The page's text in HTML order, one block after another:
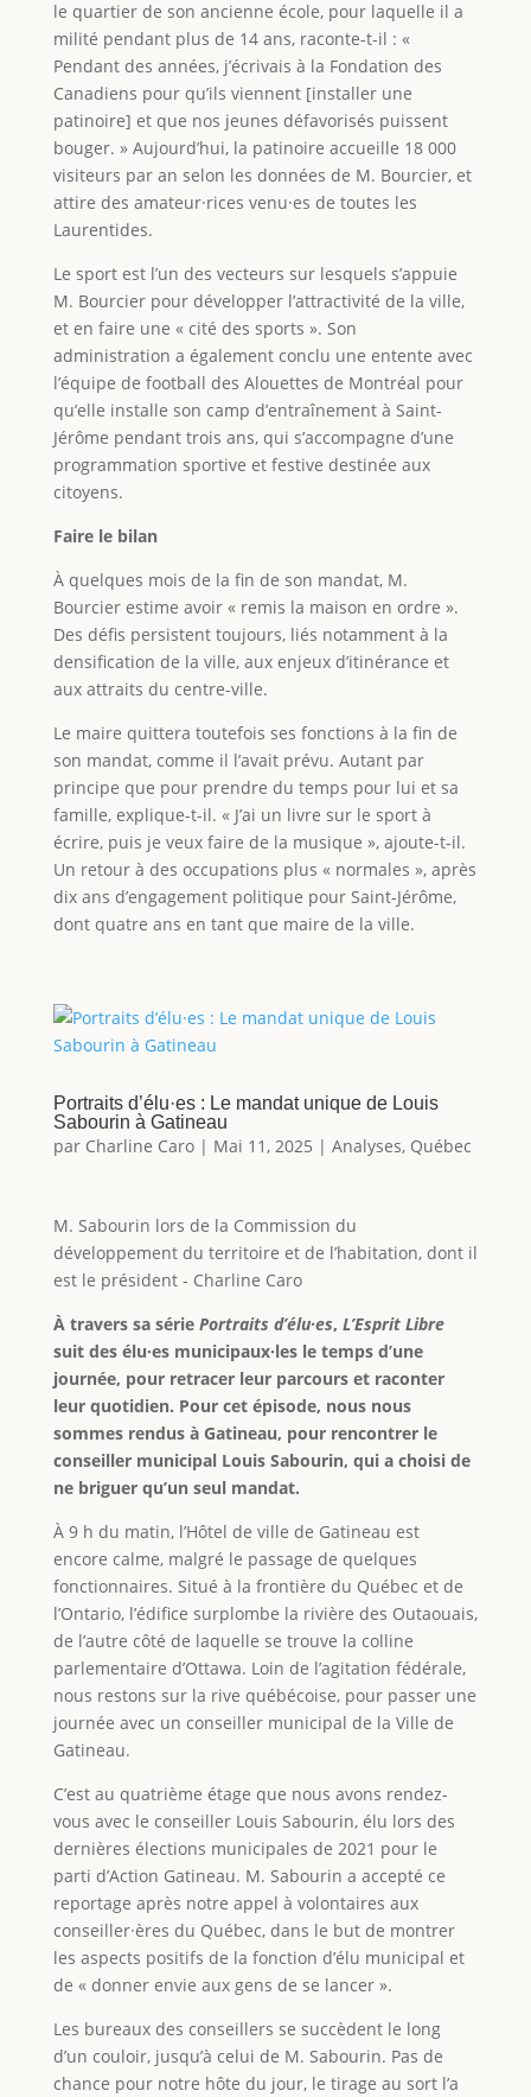
le quartier de son ancienne école, pour laquelle il a
milité pendant plus de 14 ans, raconte-t-il : «
Pendant des années, j’écrivais à la Fondation des
Canadiens pour qu’ils viennent [installer une
patinoire] et que nos jeunes défavorisés puissent
bouger. » Aujourd’hui, la patinoire accueille 18 000
visiteurs par an selon les données de M. Bourcier, et
attire des amateur·rices venu·es de toutes les
Laurentides.
Le sport est l’un des vecteurs sur lesquels s’appuie
M. Bourcier pour développer l’attractivité de la ville,
et en faire une « cité des sports ». Son
administration a également conclu une entente avec
l’équipe de football des Alouettes de Montréal pour
qu’elle installe son camp d’entraînement à Saint-
Jérôme pendant trois ans, qui s’accompagne d’une
programmation sportive et festive destinée aux
citoyens.
Faire le bilan
À quelques mois de la fin de son mandat, M.
Bourcier estime avoir « remis la maison en ordre ».
Des défis persistent toujours, liés notamment à la
densification de la ville, aux enjeux d’itinérance et
aux attraits du centre-ville.
Le maire quittera toutefois ses fonctions à la fin de
son mandat, comme il l’avait prévu. Autant par
principe que pour prendre du temps pour lui et sa
famille, explique-t-il. « J’ai un livre sur le sport à
écrire, puis je veux faire de la musique », ajoute-t-il.
Un retour à des occupations plus « normales », après
dix ans d’engagement politique pour Saint-Jérôme,
dont quatre ans en tant que maire de la ville.
Portraits d’élu·es : Le mandat unique de Louis
Sabourin à Gatineau
par Charline Caro| Mai 11, 2025 | Analyses, Québec
M. Sabourin lors de la Commission du
développement du territoire et de l’habitation, dont il
est le président - Charline Caro
À travers sa série Portraits d’élu·es, L’Esprit Libre
suit des élu·es municipaux·les le temps d’une
journée, pour retracer leur parcours et raconter
leur quotidien. Pour cet épisode, nous nous
sommes rendus à Gatineau, pour rencontrer le
conseiller municipal Louis Sabourin, qui a choisi de
ne briguer qu’un seul mandat.
À 9 h du matin, l’Hôtel de ville de Gatineau est
encore calme, malgré le passage de quelques
fonctionnaires. Situé à la frontière du Québec et de
l’Ontario, l’édifice surplombe la rivière des Outaouais,
de l’autre côté de laquelle se trouve la colline
parlementaire d’Ottawa. Loin de l’agitation fédérale,
nous restons sur la rive québécoise, pour passer une
journée avec un conseiller municipal de la Ville de
Gatineau.
C’est au quatrième étage que nous avons rendez-
vous avec le conseiller Louis Sabourin, élu lors des
dernières élections municipales de 2021 pour le
parti d’Action Gatineau. M. Sabourin a accepté ce
reportage après notre appel à volontaires aux
conseiller·ères du Québec, dans le but de montrer
les aspects positifs de la fonction d’élu municipal et
de « donner envie aux gens de se lancer ».
Les bureaux des conseillers se succèdent le long
d’un couloir, jusqu’à celui de M. Sabourin. Pas de
chance pour notre hôte du jour, le tirage au sort l’a